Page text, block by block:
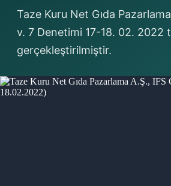
Taze Kuru Net Gıda
v. 7 Denetimi 17-18. 02. 2022
gerçekleştirilmiştir.